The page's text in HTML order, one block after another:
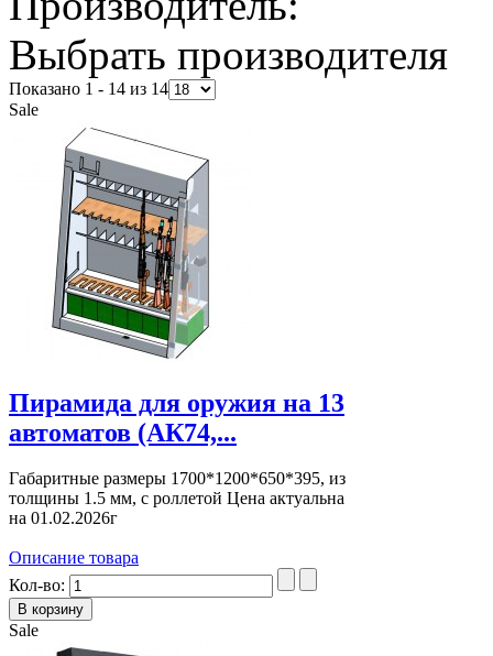
Выбрать производителя
Показано 1 - 14 из 14
Sale
Пирамида для оружия на 13
автоматов (АК74,...
Габаритные размеры 1700*1200*650*395, из
толщины 1.5 мм, с роллетой Цена актуальна
на 01.02.2026г
Описание товара
Кол-во:
Sale